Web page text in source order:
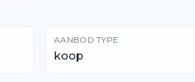
AANBOD TYPE
koop